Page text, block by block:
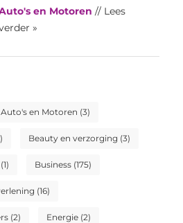
Auto's en Motoren (3)
Beauty en verzorging (3)
(1) Business (175)
(16)
(2) Energie (2)
en Motoren // Lees
»